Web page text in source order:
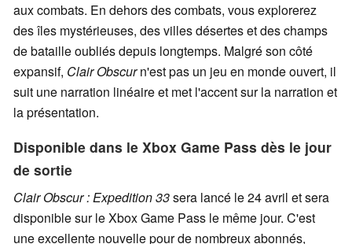
aux combats. En dehors des combats, vous explorerez
des îles mystérieuses, des villes désertes et des champs
de bataille oubliés depuis longtemps. Malgré son côté
expansif, Clair Obscurn'est pas un jeu en monde ouvert, il
suit une narration linéaire et met l'accent sur la narration et
la présentation.
Disponible dans le Xbox Game Pass dès le jour
de sortie
Clair Obscur : Expedition 33sera lancé le 24 avril et sera
disponible sur le Xbox Game Pass le même jour. C'est
une excellente nouvelle pour de nombreux abonnés,